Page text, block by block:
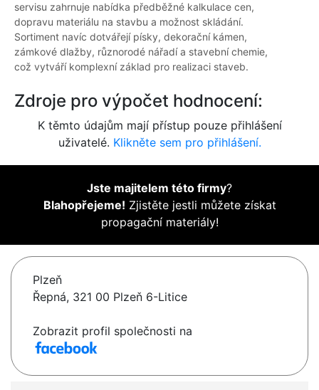
servisu zahrnuje nabídka předběžné kalkulace cen,
dopravu materiálu na stavbu a možnost skládání.
Sortiment navíc dotvářejí písky, dekorační kámen,
zámkové dlažby, různorodé nářadí a stavební chemie,
což vytváří komplexní základ pro realizaci staveb.
Zdroje pro výpočet hodnocení:
K těmto údajům mají přístup pouze přihlášení
uživatelé. Klikněte sem pro přihlášení.
Jste majitelem této firmy?
Blahopřejeme! Zjistěte jestli můžete získat
propagační materiály!
Plzeň
Řepná, 321 00 Plzeň 6-Litice
Zobrazit profil společnosti na